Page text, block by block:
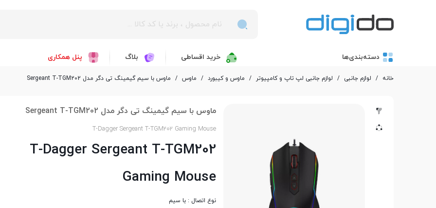
دسته‌بندی‌ها خرید اقساطی بلاگ پنل همکاری
خانه / لوازم جانبی / لوازم جانبی لپ تاپ و کامپیوتر / ماوس و کیبورد / ماوس / ماوس با سیم گیمینگ تی دگر مدل Sergeant T-TGM202
ماوس با سیم گیمینگ تی دگر مدل Sergeant T-TGM202
T-Dagger Sergeant T-TGM202 Gaming Mouse
T-Dagger Sergeant T-TGM202
Gaming Mouse
نوع اتصال : با سیم